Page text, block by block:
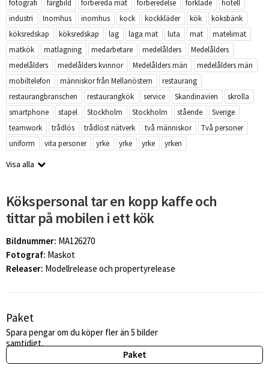
fotografi
färgbild förbereda mat förberedelse förkläde
hotell
industri
Inomhus inomhus kock kockkläder kök
köksbänk
köksredskap
köksredskap lag laga mat luta mat
matelimat
matkök
matlagning medarbetare medelålders
Medelålders
medelålders
medelålders kvinnor Medelålders män
medelålders män
mobiltelefon
människor från Mellanöstern
restaurang
restaurangbranschen
restaurangkök service Skandinavien
skrolla
smartphone
stapel Stockholm Stockholm stående
Sverige
teamwork
trådlös trådlöst nätverk två människor
Två personer
uniform
vita personer yrke yrke yrke yrken
Visa alla
Kökspersonal tar en kopp kaffe och
tittar på mobilen i ett kök
Bildnummer: MA126270
Fotograf: Maskot
Releaser: Modellrelease och propertyrelease
Paket
Spara pengar om du köper fler än 5 bilder
samtidigt.
Paket